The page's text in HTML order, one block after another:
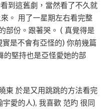
到這舊劇，當然看了不久就
。 用了一星期左右看完整
部份。跟著哭。 ( 真覺得是
是不會有亞怪的) 你前幾篇
的堅持也是亞怪愛她的部
東 於是又用跳跳的方法看完
愛的人), 我喜歡 范旳 很同